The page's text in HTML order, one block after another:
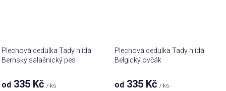
Plechová cedulka Tady hlídá
Bernský salašnický pes
od 335 Kč/ ks
Plechová cedulka Tady hlídá
Belgický ovčák
od 335 Kč/ ks